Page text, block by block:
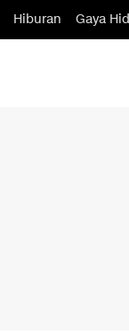
Hiburan Gaya